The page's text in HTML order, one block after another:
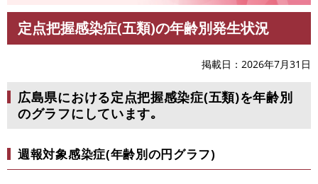
す
文
定点把握感染症(五類)の年齢別発生状況
掲載日 2026年7月31日
広島県における定点把握感染症(五類)を年齢別
のグラフにしています｡
週報対象感染症(年齢別の円グラフ)